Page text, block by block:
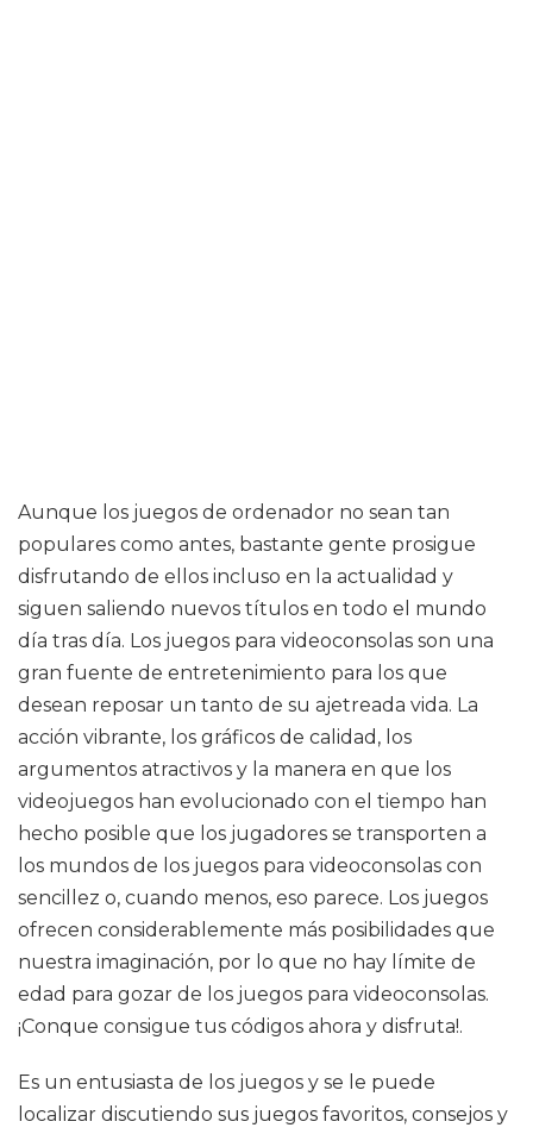
Aunque los juegos de ordenador no sean tan
populares como antes, bastante gente prosigue
disfrutando de ellos incluso en la actualidad y
siguen saliendo nuevos títulos en todo el mundo
día tras día. Los juegos para videoconsolas son una
gran fuente de entretenimiento para los que
desean reposar un tanto de su ajetreada vida. La
acción vibrante, los gráficos de calidad, los
argumentos atractivos y la manera en que los
videojuegos han evolucionado con el tiempo han
hecho posible que los jugadores se transporten a
los mundos de los juegos para videoconsolas con
sencillez o, cuando menos, eso parece. Los juegos
ofrecen considerablemente más posibilidades que
nuestra imaginación, por lo que no hay límite de
edad para gozar de los juegos para videoconsolas.
¡Conque consigue tus códigos ahora y disfruta!.
Es un entusiasta de los juegos y se le puede
localizar discutiendo sus juegos favoritos, consejos y